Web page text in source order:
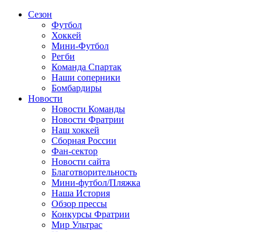
Сезон
Футбол
Хоккей
Мини-Футбол
Регби
Команда Спартак
Наши соперники
Бомбардиры
Новости
Новости Команды
Новости Фратрии
Наш хоккей
Сборная России
Фан-cектор
Новости сайта
Благотворительность
Мини-футбол/Пляжка
Наша История
Обзор прессы
Конкурсы Фратрии
Мир Ультрас